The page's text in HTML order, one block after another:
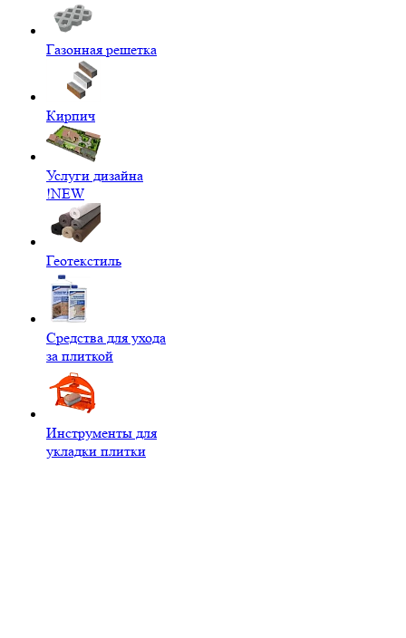
Газонная решетка
Кирпич
Услуги дизайна
!NEW
Геотекстиль
Средства для ухода
за плиткой
Инструменты для
укладки плитки